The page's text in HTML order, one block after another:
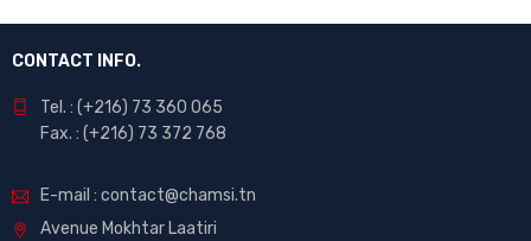
CONTACT INFO.
Tel. : (+216) 73 360 065
Fax. : (+216) 73 372 768
E-mail : contact@chamsi.tn
Avenue Mokhtar Laatiri